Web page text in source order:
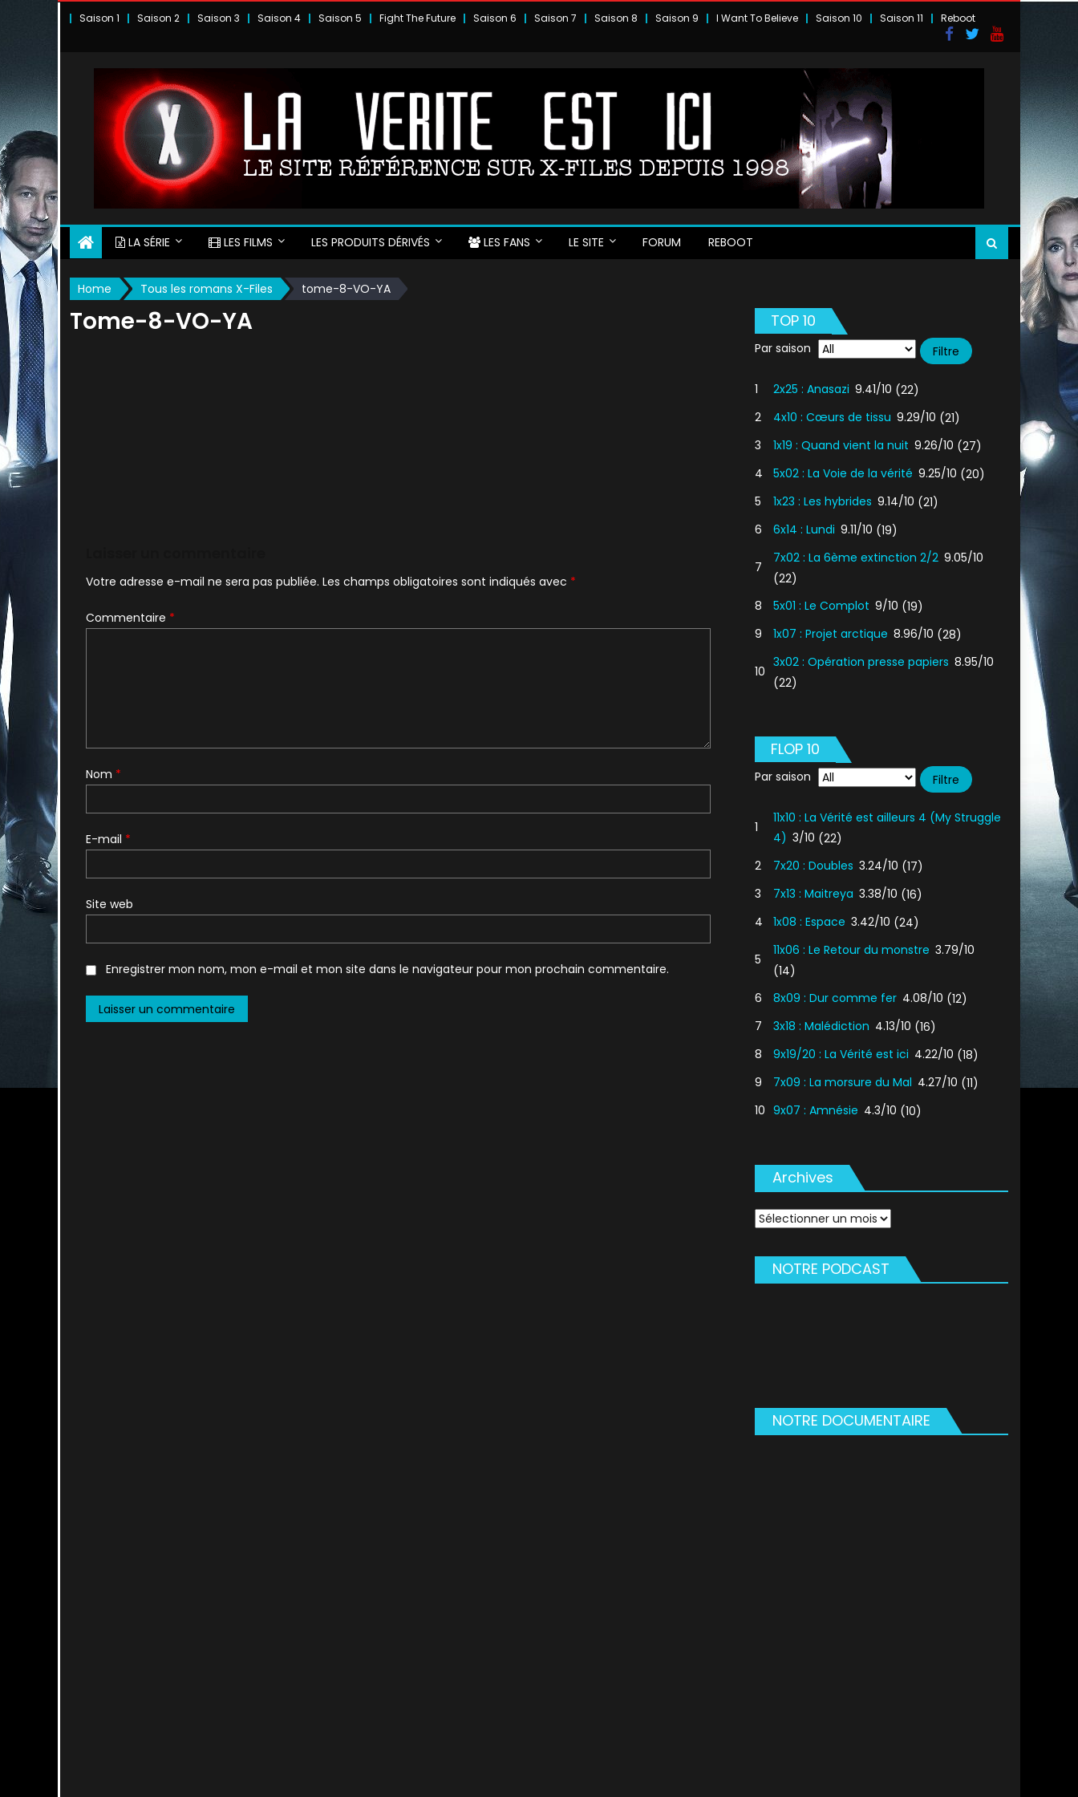
Saison 1 Saison 2 Saison 3 Saison 4 Saison 5 Fight The Future Saison 6 Saison 7 Saison 8 Saison 9 I Want To Believe Saison 10 Saison 11 Reboot
LA SÉRIE LES FILMS LES PRODUITS DÉRIVÉS LES FANS LE SITE FORUM REBOOT
Home Tous les romans X-Files tome-8-VO-YA
Tome-8-VO-YA
Votre adresse e-mail ne sera pas publiée. Les champs obligatoires sont indiqués avec *
Commentaire *
Nom *
E-mail *
Site web
Enregistrer mon nom, mon e-mail et mon site dans le navigateur pour mon prochain commentaire.
TOP 10
Par saison
1 2x25 : Anasazi 9.41/10 (22)
2
4x10 : Cœurs de tissu 9.29/10 (21)
3
1x19 : Quand vient la nuit 9.26/10 (27)
4
5x02 : La Voie de la vérité 9.25/10 (20)
5
1x23 : Les hybrides 9.14/10 (21)
6
6x14 : Lundi 9.11/10 (19)
7
7x02 : La 6ème extinction 2/2 9.05/10
(22)
8
5x01 : Le Complot 9/10 (19)
9
1x07 : Projet arctique 8.96/10 (28)
10
3x02 : Opération presse papiers 8.95/10
(22)
FLOP 10
Par saison
1
11x10 : La Vérité est ailleurs 4 (My Struggle
4) 3/10 (22)
2
7x20 : Doubles 3.24/10 (17)
3
7x13 : Maitreya 3.38/10 (16)
4
1x08 : Espace 3.42/10 (24)
5
11x06 : Le Retour du monstre 3.79/10
(14)
6
8x09 : Dur comme fer 4.08/10 (12)
7
3x18 : Malédiction 4.13/10 (16)
8
9x19/20 : La Vérité est ici 4.22/10 (18)
9
7x09 : La morsure du Mal 4.27/10 (11)
10 9x07 : Amnésie 4.3/10 (10)
Archives
Archives
NOTRE PODCAST
NOTRE DOCUMENTAIRE